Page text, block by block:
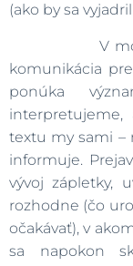
(ako by sa
V
komunikácia
ponúka
textu my sami –
informuje.
vývoj zápletky,
rozhodne (čo
očakávať), v
sa napokon